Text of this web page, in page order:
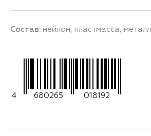
Состав: нейлон, пластмасса, металл
4 680265 018192